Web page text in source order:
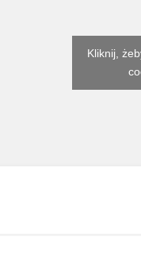
Kliknij,